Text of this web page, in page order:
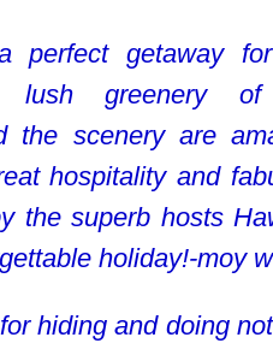
perfect getaway
lush greenery
the scenery are
hospitality and
the superb hosts
holiday!-moy
hiding and doing